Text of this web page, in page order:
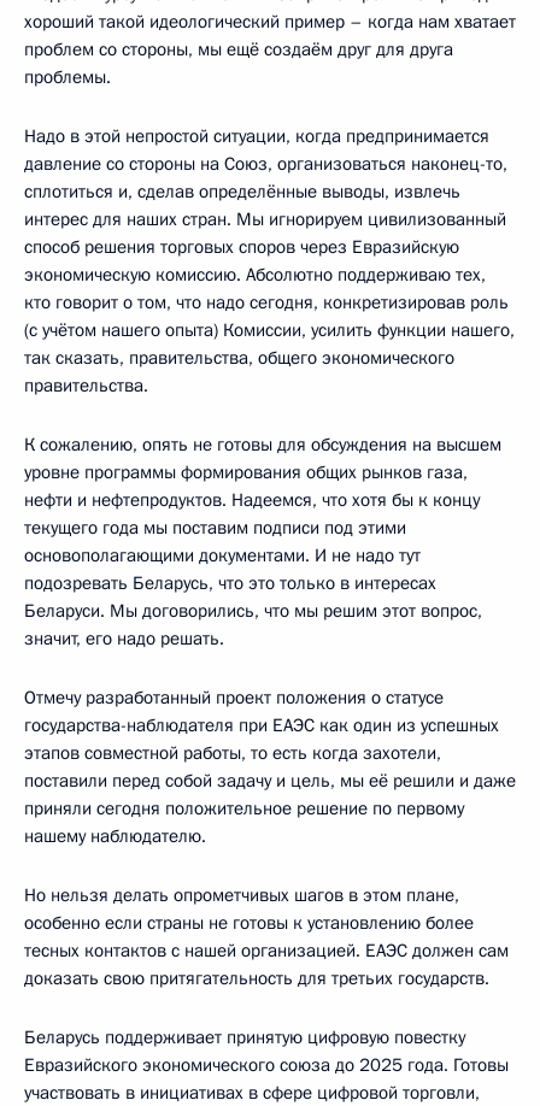
хороший такой идеологический пример – когда нам хватает
проблем со стороны, мы ещё создаём друг для друга
проблемы.
Надо в этой непростой ситуации, когда предпринимается
давление со стороны на Союз, организоваться наконец-то,
сплотиться и, сделав определённые выводы, извлечь
интерес для наших стран. Мы игнорируем цивилизованный
способ решения торговых споров через Евразийскую
экономическую комиссию. Абсолютно поддерживаю тех,
кто говорит о том, что надо сегодня, конкретизировав роль
(с учётом нашего опыта) Комиссии, усилить функции нашего,
так сказать, правительства, общего экономического
правительства.
К сожалению, опять не готовы для обсуждения на высшем
уровне программы формирования общих рынков газа,
нефти и нефтепродуктов. Надеемся, что хотя бы к концу
текущего года мы поставим подписи под этими
основополагающими документами. И не надо тут
подозревать Беларусь, что это только в интересах
Беларуси. Мы договорились, что мы решим этот вопрос,
значит, его надо решать.
Отмечу разработанный проект положения о статусе
государства-наблюдателя при ЕАЭС как один из успешных
этапов совместной работы, то есть когда захотели,
поставили перед собой задачу и цель, мы её решили и даже
приняли сегодня положительное решение по первому
нашему наблюдателю.
Но нельзя делать опрометчивых шагов в этом плане,
особенно если страны не готовы к установлению более
тесных контактов с нашей организацией. ЕАЭС должен сам
доказать свою притягательность для третьих государств.
Беларусь поддерживает принятую цифровую повестку
Евразийского экономического союза до 2025 года. Готовы
участвовать в инициативах в сфере цифровой торговли,